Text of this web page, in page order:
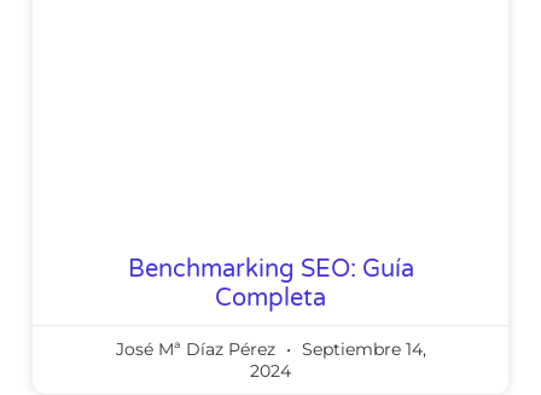
Benchmarking SEO: Guía
Completa
José Mª Díaz Pérez
Septiembre 14,
2024